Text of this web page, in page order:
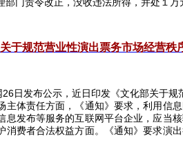
于规范营业性演出票务市场经营秩
26日发布公示，近日印发《文化部关于
主体责任方面，《通知》要求，利用信
息发布等服务的互联网平台企业，应当
消费者合法权益方面。《通知》要求演